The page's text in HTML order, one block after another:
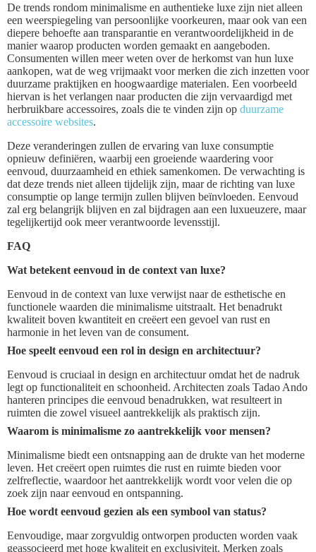
De trends rondom minimalisme en authentieke luxe zijn niet alleen
een weerspiegeling van persoonlijke voorkeuren, maar ook van een
diepere behoefte aan transparantie en verantwoordelijkheid in de
manier waarop producten worden gemaakt en aangeboden.
Consumenten willen meer weten over de herkomst van hun luxe
aankopen, wat de weg vrijmaakt voor merken die zich inzetten voor
duurzame praktijken en hoogwaardige materialen. Een voorbeeld
hiervan is het verlangen naar producten die zijn vervaardigd met
herbruikbare accessoires, zoals die te vinden zijn op duurzame
accessoire websites.
Deze veranderingen zullen de ervaring van luxe consumptie
opnieuw definiëren, waarbij een groeiende waardering voor
eenvoud, duurzaamheid en ethiek samenkomen. De verwachting is
dat deze trends niet alleen tijdelijk zijn, maar de richting van luxe
consumptie op lange termijn zullen blijven beïnvloeden. Eenvoud
zal erg belangrijk blijven en zal bijdragen aan een luxueuzere, maar
tegelijkertijd ook meer verantwoorde levensstijl.
FAQ
Wat betekent eenvoud in de context van luxe?
Eenvoud in de context van luxe verwijst naar de esthetische en
functionele waarden die minimalisme uitstraalt. Het benadrukt
kwaliteit boven kwantiteit en creëert een gevoel van rust en
harmonie in het leven van de consument.
Hoe speelt eenvoud een rol in design en architectuur?
Eenvoud is cruciaal in design en architectuur omdat het de nadruk
legt op functionaliteit en schoonheid. Architecten zoals Tadao Ando
hanteren principes die eenvoud benadrukken, wat resulteert in
ruimten die zowel visueel aantrekkelijk als praktisch zijn.
Waarom is minimalisme zo aantrekkelijk voor mensen?
Minimalisme biedt een ontsnapping aan de drukte van het moderne
leven. Het creëert open ruimtes die rust en ruimte bieden voor
zelfreflectie, waardoor het aantrekkelijk wordt voor velen die op
zoek zijn naar eenvoud en ontspanning.
Hoe wordt eenvoud gezien als een symbool van status?
Eenvoudige, maar zorgvuldig ontworpen producten worden vaak
geassocieerd met hoge kwaliteit en exclusiviteit. Merken zoals